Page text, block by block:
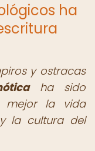
ha
y ostracas
ha sido
mejor la vida
la cultura del